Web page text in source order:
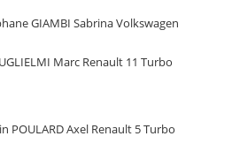
GIAMBI Sabrina Volkswagen
Marc Renault 11 Turbo
POULARD Axel Renault 5 Turbo